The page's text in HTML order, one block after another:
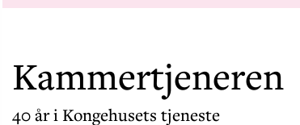
Kammertjeneren
40 år i Kongehusets tjeneste